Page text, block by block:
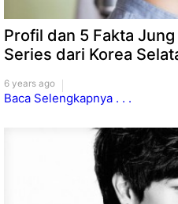
Profil dan 5 Fakta
Series dari Korea
6 years ago
Baca Selengkapnya . . .